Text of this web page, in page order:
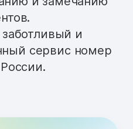
и
сервис номер